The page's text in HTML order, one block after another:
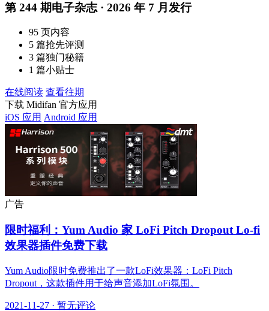
第 244 期电子杂志 · 2026 年 7 月发行
95 页内容
5 篇抢先评测
3 篇独门秘籍
1 篇小贴士
在线阅读 查看往期
下载 Midifan 官方应用
iOS 应用 Android 应用
广告
限时福利：Yum Audio 家 LoFi Pitch Dropout Lo-fi
效果器插件免费下载
Yum Audio限时免费推出了一款LoFi效果器：LoFi Pitch
Dropout，这款插件用于给声音添加LoFi氛围。
2021-11-27 · 暂无评论